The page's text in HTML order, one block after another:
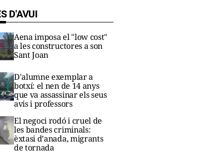
D'AVUI
Aena imposa el "low cost"
a les constructores a son
Sant Joan
D'alumne exemplar a
botxí: el nen de 14 anys
que va assassinar els seus
avis i professors
El negoci rodó i cruel de
les bandes criminals:
èxtasi d’anada, migrants
de tornada